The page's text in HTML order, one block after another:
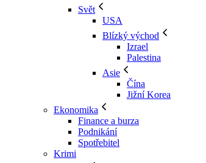
Svět
USA
Blízký východ
Izrael
Palestina
Asie
Čína
Jižní Korea
Ekonomika
Finance a burza
Podnikání
Spotřebitel
Krimi